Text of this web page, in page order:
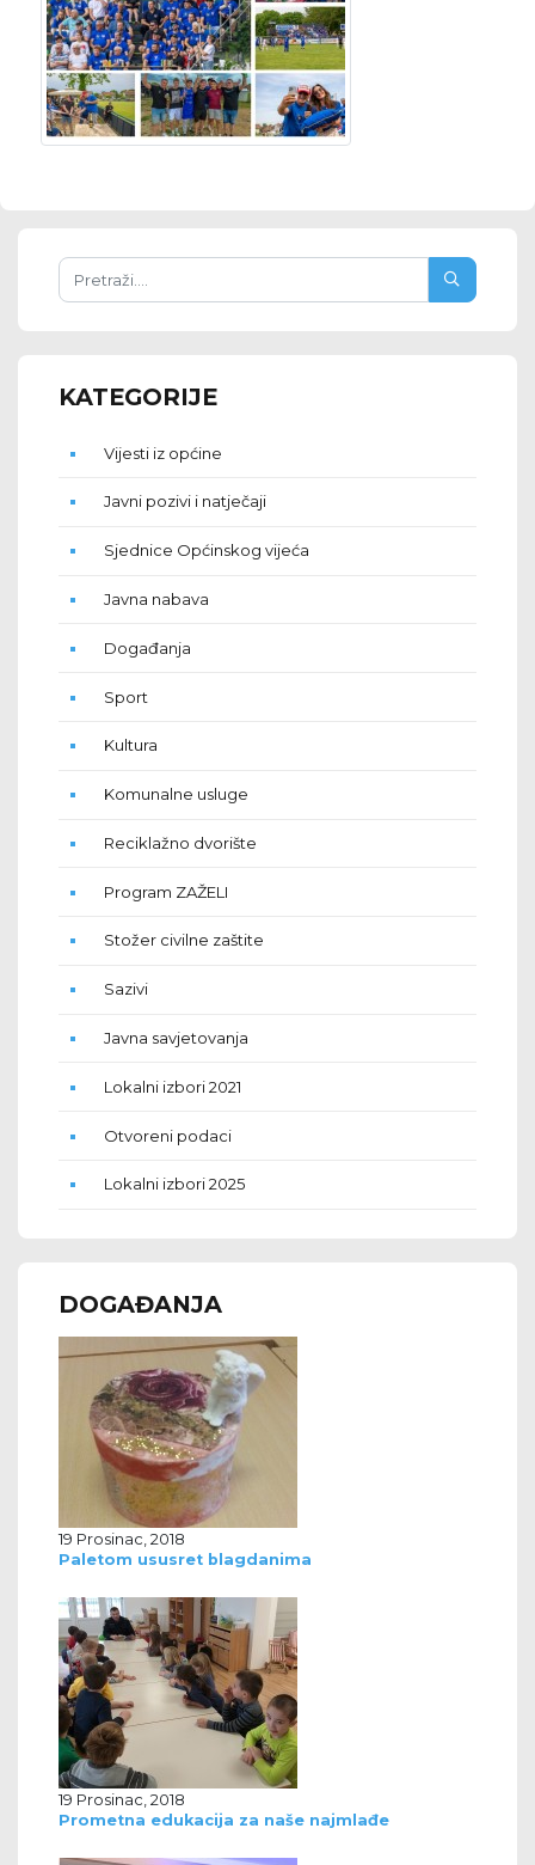
KATEGORIJE
Vijesti iz općine
Javni pozivi i natječaji
Sjednice Općinskog vijeća
Javna nabava
Događanja
Sport
Kultura
Komunalne usluge
Reciklažno dvorište
Program ZAŽELI
Stožer civilne zaštite
Sazivi
Javna savjetovanja
Lokalni izbori 2021
Otvoreni podaci
Lokalni izbori 2025
DOGAĐANJA
19 Prosinac, 2018
Paletom ususret blagdanima
19 Prosinac, 2018
Prometna edukacija za naše najmlađe